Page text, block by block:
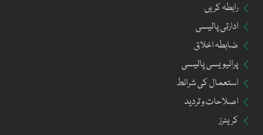
رابطہ کریں
ادارتی پالیسی
ضابطہ اخلاق
پرائیویسی پالیسی
استعمال کی شرائط
اصلاحات و تردید
کریئرز